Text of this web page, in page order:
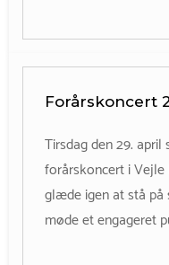
Forårskoncert
Tirsdag den 29.
forårskoncert i
glæde igen at stå på
møde et engageret